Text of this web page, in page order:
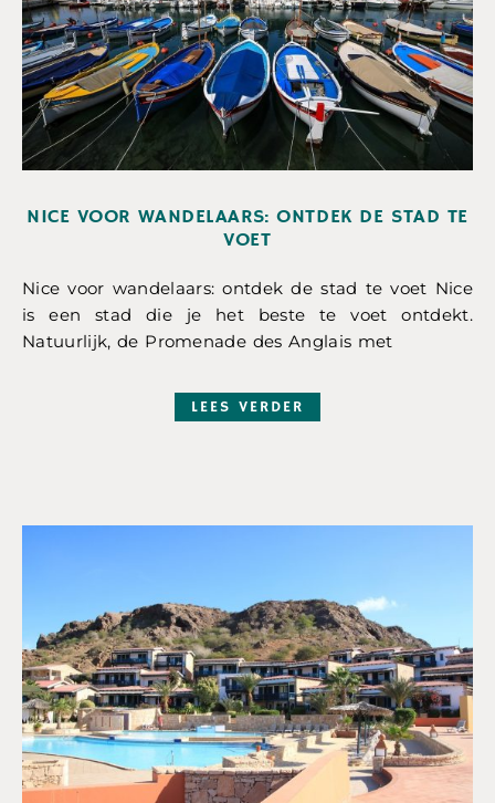
NICE VOOR WANDELAARS: ONTDEK DE STAD TE
VOET
Nice voor wandelaars: ontdek de stad te voet Nice
is een stad die je het beste te voet ontdekt.
Natuurlijk, de Promenade des Anglais met
LEES VERDER